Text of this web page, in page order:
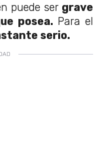
puede ser grave
posea. Para el
serio.